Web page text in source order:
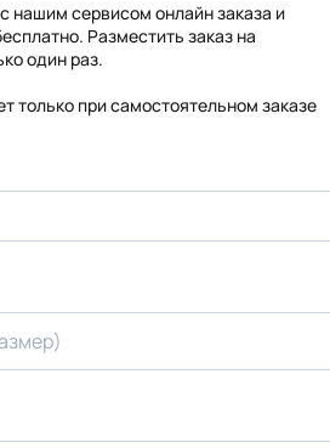
нашим сервисом онлайн заказа и
Разместить заказ на
один раз.
при самостоятельном заказе